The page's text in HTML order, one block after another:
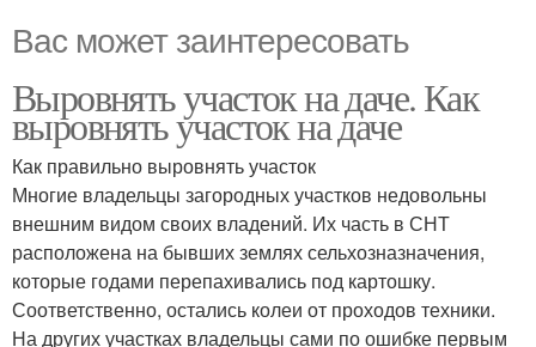
Вас может заинтересовать
Выровнять участок на даче. Как
выровнять участок на даче
Как правильно выровнять участок
Многие владельцы загородных участков недовольны
внешним видом своих владений. Их часть в СНТ
расположена на бывших землях сельхозназначения,
которые годами перепахивались под картошку.
Соответственно, остались колеи от проходов техники.
На других участках владельцы сами по ошибке первым